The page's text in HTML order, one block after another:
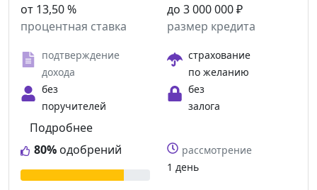
от 13,50 %
процентная ставка
до 3 000 000 ₽
размер кредита
подтверждение
дохода
страхование
по желанию
без
поручителей
без
залога
80% одобрений
Подробнее
рассмотрение
1 день